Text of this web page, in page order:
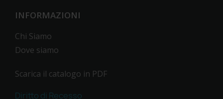
INFORMAZIONI
Chi Siamo
Dove siamo
Scarica il catalogo in PDF
Diritto di Recesso